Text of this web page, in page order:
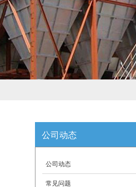
公司动态
公司动态
常见问题